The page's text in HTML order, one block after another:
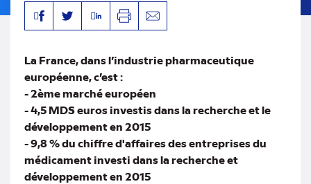
FacebookTwitterLinkedinImprimerEnvoyer
La France, dans l’industrie pharmaceutique
européenne, c’est :
- 2ème marché européen
- 4,5 MDS euros investis dans la recherche et le
développement en 2015
- 9,8 % du chiffre d'affaires des entreprises du
médicament investi dans la recherche et
développement en 2015